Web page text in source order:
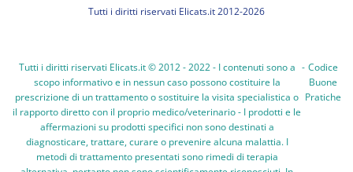
Tutti i diritti riservati Elicats.it 2012-2026
Tutti i diritti riservati Elicats.it © 2012 - 2022 - I contenuti sono a
scopo informativo e in nessun caso possono costituire la
prescrizione di un trattamento o sostituire la visita specialistica o
il rapporto diretto con il proprio medico/veterinario - I prodotti e le
affermazioni su prodotti specifici non sono destinati a
diagnosticare, trattare, curare o prevenire alcuna malattia. I
metodi di trattamento presentati sono rimedi di terapia
- Codice
Buone
Pratiche